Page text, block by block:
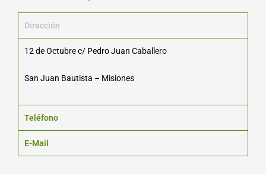
Dirección
12 de Octubre c/ Pedro Juan Caballero
San Juan Bautista – Misiones
Teléfono
E-Mail